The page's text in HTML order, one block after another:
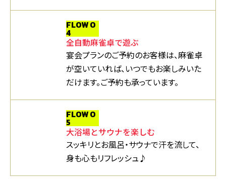
FLOW 0
4
全自動麻雀卓で遊ぶ
宴会プランのご予約のお客様は、麻雀卓
が空いていれば、いつでもお楽しみいた
だけます。ご予約も承っています。
FLOW 0
5
大浴場とサウナを楽しむ
スッキリとお風呂・サウナで汗を流して、
身も心もリフレッシュ♪